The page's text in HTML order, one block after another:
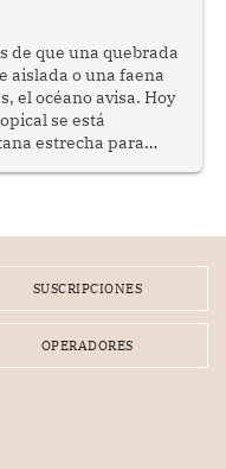
de que una quebrada
aislada o una faena
el océano avisa. Hoy
se está
estrecha para
SUSCRIPCIONES
OPERADORES